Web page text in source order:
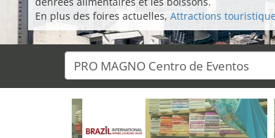
En plus des foires actuelles, Attractions